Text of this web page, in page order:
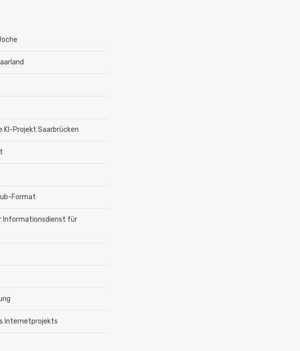
KI-Projekt Saarbrücken
Format
Informationsdienst für
Internetprojekts